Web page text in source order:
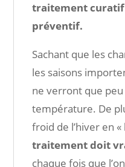
traitement curatif
préventif.
Sachant que les
les saisons
ne verront que
température. De
froid de l’hiver en
traitement doit
chaque fois que